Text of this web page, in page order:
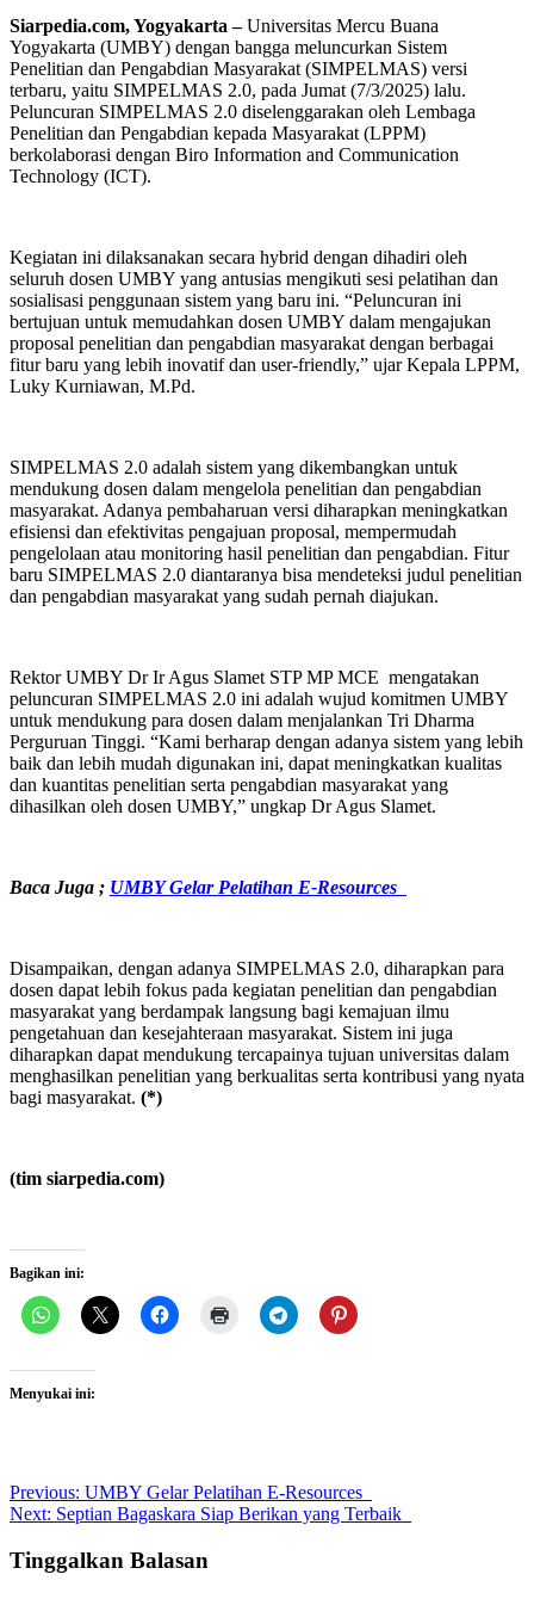
Siarpedia.com, Yogyakarta –Universitas Mercu Buana
Yogyakarta (UMBY) dengan bangga meluncurkan Sistem
Penelitian dan Pengabdian Masyarakat (SIMPELMAS) versi
terbaru, yaitu SIMPELMAS 2.0, pada Jumat (7/3/2025) lalu.
Peluncuran SIMPELMAS 2.0 diselenggarakan oleh Lembaga
Penelitian dan Pengabdian kepada Masyarakat (LPPM)
berkolaborasi dengan Biro Information and Communication
Technology (ICT).
Kegiatan ini dilaksanakan secara hybrid dengan dihadiri oleh
seluruh dosen UMBY yang antusias mengikuti sesi pelatihan dan
sosialisasi penggunaan sistem yang baru ini. “Peluncuran ini
bertujuan untuk memudahkan dosen UMBY dalam mengajukan
proposal penelitian dan pengabdian masyarakat dengan berbagai
fitur baru yang lebih inovatif dan user-friendly,” ujar Kepala LPPM,
Luky Kurniawan, M.Pd.
SIMPELMAS 2.0 adalah sistem yang dikembangkan untuk
mendukung dosen dalam mengelola penelitian dan pengabdian
masyarakat. Adanya pembaharuan versi diharapkan meningkatkan
efisiensi dan efektivitas pengajuan proposal, mempermudah
pengelolaan atau monitoring hasil penelitian dan pengabdian. Fitur
baru SIMPELMAS 2.0 diantaranya bisa mendeteksi judul penelitian
dan pengabdian masyarakat yang sudah pernah diajukan.
Rektor UMBY Dr Ir Agus Slamet STP MP MCE mengatakan
peluncuran SIMPELMAS 2.0 ini adalah wujud komitmen UMBY
untuk mendukung para dosen dalam menjalankan Tri Dharma
Perguruan Tinggi. “Kami berharap dengan adanya sistem yang lebih
baik dan lebih mudah digunakan ini, dapat meningkatkan kualitas
dan kuantitas penelitian serta pengabdian masyarakat yang
dihasilkan oleh dosen UMBY,” ungkap Dr Agus Slamet.
Baca Juga ; UMBY Gelar Pelatihan E-Resources
Disampaikan, dengan adanya SIMPELMAS 2.0, diharapkan para
dosen dapat lebih fokus pada kegiatan penelitian dan pengabdian
masyarakat yang berdampak langsung bagi kemajuan ilmu
pengetahuan dan kesejahteraan masyarakat. Sistem ini juga
diharapkan dapat mendukung tercapainya tujuan universitas dalam
menghasilkan penelitian yang berkualitas serta kontribusi yang nyata
bagi masyarakat. (*)
(tim siarpedia.com)
Bagikan ini:
Menyukai ini:
Post
navigation
Previous: UMBY Gelar Pelatihan E-Resources
Next: Septian Bagaskara Siap Berikan yang Terbaik
Tinggalkan Balasan